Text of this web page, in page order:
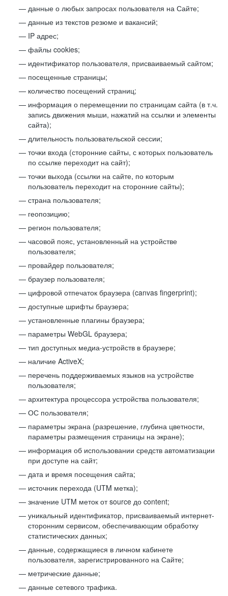
данные о любых запросах пользователя на Сайте;
данные из текстов резюме и вакансий;
IP адрес;
файлы cookies;
идентификатор пользователя, присваиваемый сайтом;
посещенные страницы;
количество посещений страниц;
информация о перемещении по страницам сайта (в т.ч.
запись движения мыши, нажатий на ссылки и элементы
сайта);
длительность пользовательской сессии;
точки входа (сторонние сайты, с которых пользователь
по ссылке переходит на сайт);
точки выхода (ссылки на сайте, по которым
пользователь переходит на сторонние сайты);
страна пользователя;
геопозицию;
регион пользователя;
часовой пояс, установленный на устройстве
пользователя;
провайдер пользователя;
браузер пользователя;
цифровой отпечаток браузера (canvas fingerprint);
доступные шрифты браузера;
установленные плагины браузера;
параметры WebGL браузера;
тип доступных медиа-устройств в браузере;
наличие ActiveX;
перечень поддерживаемых языков на устройстве
пользователя;
архитектура процессора устройства пользователя;
ОС пользователя;
параметры экрана (разрешение, глубина цветности,
параметры размещения страницы на экране);
информация об использовании средств автоматизации
при доступе на сайт;
дата и время посещения сайта;
источник перехода (UTM метка);
значение UTM меток от source до content;
уникальный идентификатор, присваиваемый интернет-
сторонним сервисом, обеспечивающим обработку
статистических данных;
данные, содержащиеся в личном кабинете
пользователя, зарегистрированного на Сайте;
метрические данные;
данные сетевого трафика.